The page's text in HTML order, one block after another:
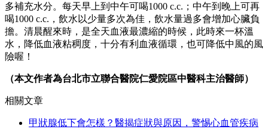
多補充水分。每天早上到中午可喝1000 c.c.；中午到晚上可再
喝1000 c.c.，飲水以少量多次為佳，飲水量過多會增加心臟負
擔。清晨醒來時，是全天血液最濃縮的時候，此時來一杯溫
水，降低血液粘稠度，十分有利血液循環，也可降低中風的風
險喔！
（本文作者為台北市立聯合醫院仁愛院區中醫科主治醫師）
相關文章
甲狀腺低下會怎樣？醫揭症狀與原因，警惕心血管疾病